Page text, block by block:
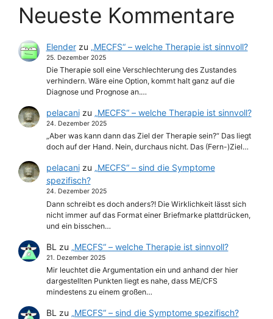
Neueste Kommentare
Elenderzu „MECFS“ – welche Therapie ist sinnvoll?
25. Dezember 2025
Die Therapie soll eine Verschlechterung des Zustandes
verhindern. Wäre eine Option, kommt halt ganz auf die
Diagnose und Prognose an.…
pelacanizu „MECFS“ – welche Therapie ist sinnvoll?
24. Dezember 2025
„Aber was kann dann das Ziel der Therapie sein?“ Das liegt
doch auf der Hand. Nein, durchaus nicht. Das (Fern-)Ziel…
pelacanizu „MECFS“ – sind die Symptome
spezifisch?
24. Dezember 2025
Dann schreibt es doch anders?! Die Wirklichkeit lässt sich
nicht immer auf das Format einer Briefmarke plattdrücken,
und ein bisschen…
BL zu „MECFS“ – welche Therapie ist sinnvoll?
21. Dezember 2025
Mir leuchtet die Argumentation ein und anhand der hier
dargestellten Punkten liegt es nahe, dass ME/CFS
mindestens zu einem großen…
BL zu „MECFS“ – sind die Symptome spezifisch?